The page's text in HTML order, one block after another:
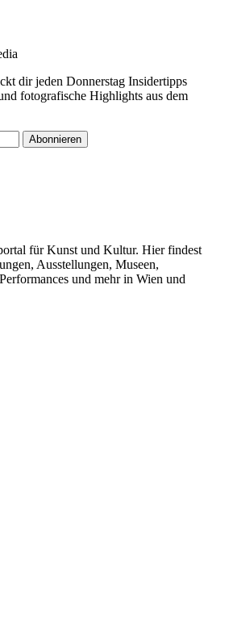
dir jeden Donnerstag Insidertipps
fotografische Highlights aus dem
Abonnieren
für Kunst und Kultur. Hier findest
Ausstellungen, Museen,
und mehr in Wien und